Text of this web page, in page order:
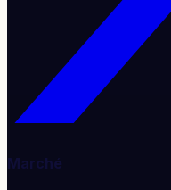
Marché